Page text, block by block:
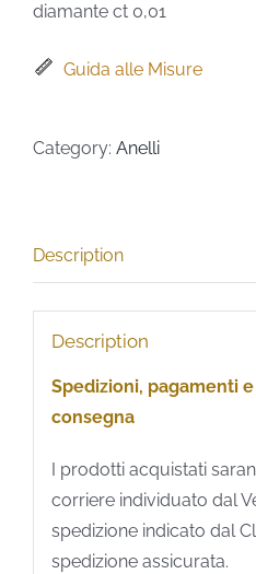
diamante ct 0,01
Guida alle Misure
Category: Anelli
Description
Description
Spedizioni, pagamenti
consegna
I prodotti acquistati
corriere individuato dal
spedizione indicato dal
spedizione assicurata.